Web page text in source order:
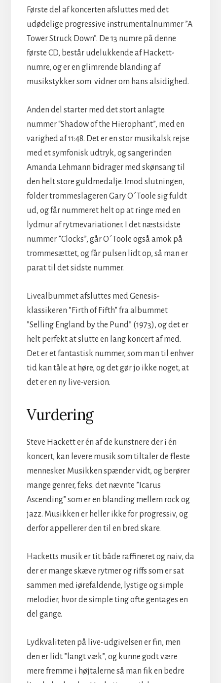
Første del af koncerten afsluttes med det
udødelige progressive instrumentalnummer ”A
Tower Struck Down”. De 13 numre på denne
første CD, består udelukkende af Hackett-
numre, og er en glimrende blanding af
musikstykker som vidner om hans alsidighed.
Anden del starter med det stort anlagte
nummer “Shadow of the Hierophant”, med en
varighed af 11:48. Det er en stor musikalsk rejse
med et symfonisk udtryk, og sangerinden
Amanda Lehmann bidrager med skønsang til
den helt store guldmedalje. Imod slutningen,
folder trommeslageren Gary O´Toole sig fuldt
ud, og får nummeret helt op at ringe med en
lydmur af rytmevariationer. I det næstsidste
nummer ”Clocks”, går O´Toole også amok på
trommesættet, og får pulsen lidt op, så man er
parat til det sidste nummer.
Livealbummet afsluttes med Genesis-
klassikeren ”Firth of Fifth” fra albummet
”Selling England by the Pund” (1973), og det er
helt perfekt at slutte en lang koncert af med.
Det er et fantastisk nummer, som man til enhver
tid kan tåle at høre, og det gør jo ikke noget, at
det er en ny live-version.
Vurdering
Steve Hackett er én af de kunstnere der i én
koncert, kan levere musik som tiltaler de fleste
mennesker. Musikken spænder vidt, og berører
mange genrer, f.eks. det nævnte ”Icarus
Ascending” som er en blanding mellem rock og
jazz. Musikken er heller ikke for progressiv, og
derfor appellerer den til en bred skare.
Hacketts musik er tit både raffineret og naiv, da
der er mange skæve rytmer og riffs som er sat
sammen med iørefaldende, lystige og simple
melodier, hvor de simple ting ofte gentages en
del gange.
Lydkvaliteten på live-udgivelsen er fin, men
den er lidt ”langt væk”, og kunne godt være
mere fremme i højtalerne så man fik en bedre